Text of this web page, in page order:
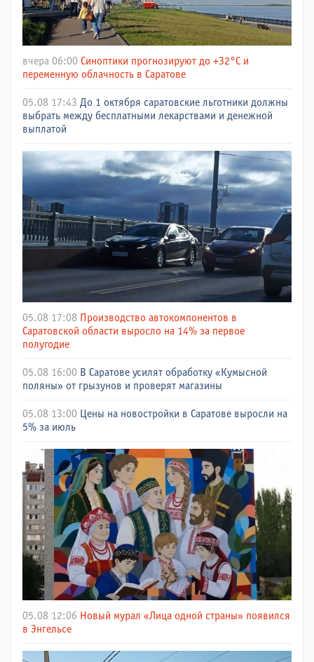
вчера 06:00 Синоптики прогнозируют до +32°C и
переменную облачность в Саратове
05.08 17:43 До 1 октября саратовские льготники должны
выбрать между бесплатными лекарствами и денежной
выплатой
05.08 17:08 Производство автокомпонентов в
Саратовской области выросло на 14% за первое
полугодие
05.08 16:00 В Саратове усилят обработку «Кумысной
поляны» от грызунов и проверят магазины
05.08 13:00
Цены на новостройки в Саратове выросли на
5% за июль
05.08 12:06 Новый мурал «Лица одной страны» появился
в Энгельсе